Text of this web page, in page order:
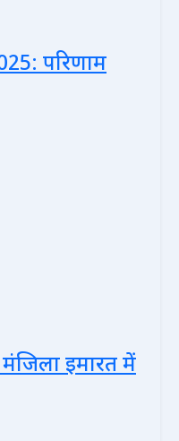
परिणाम
इमारत में